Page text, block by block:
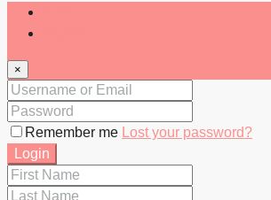
×
Remember me Lost your password?
Login